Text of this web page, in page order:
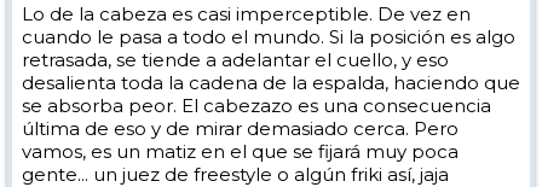
Lo de la cabeza es casi imperceptible. De vez en
cuando le pasa a todo el mundo. Si la posición es algo
retrasada, se tiende a adelantar el cuello, y eso
desalienta toda la cadena de la espalda, haciendo que
se absorba peor. El cabezazo es una consecuencia
última de eso y de mirar demasiado cerca. Pero
vamos, es un matiz en el que se fijará muy poca
gente... un juez de freestyle o algún friki así, jaja